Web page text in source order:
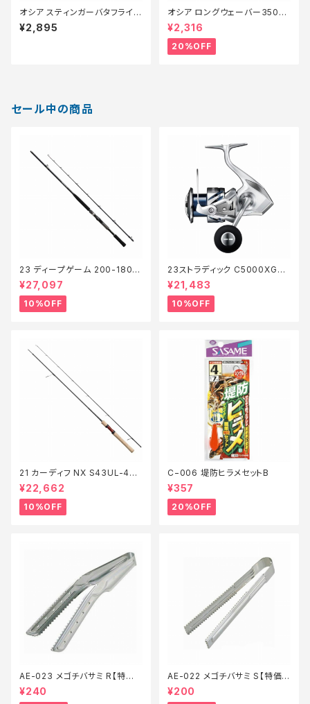
オシア スティンガーバタフライ
イージーペブル 350g JV-C35
S シルハ゛ーミラー 012
¥2,895
オシア ロングウェーバー350g
【特価ルアー】【20】
¥2,316
20%OFF
セール中の商品
23 ディープゲーム 200-180
【継続セール_ロッド】【10】
¥27,097
10%OFF
23ストラディック C5000XG
【継続セール_リール】【10】
¥21,483
10%OFF
21 カーディフ NX S43UL-4
【継続セール_ロッド】【10】
¥22,662
10%OFF
C−006 堤防ヒラメセットB
¥357
20%OFF
AE-023 メゴチバサミ R【特価
装備】【20】
¥240
AE-022 メゴチバサミ S【特価
装備】【20】
¥200